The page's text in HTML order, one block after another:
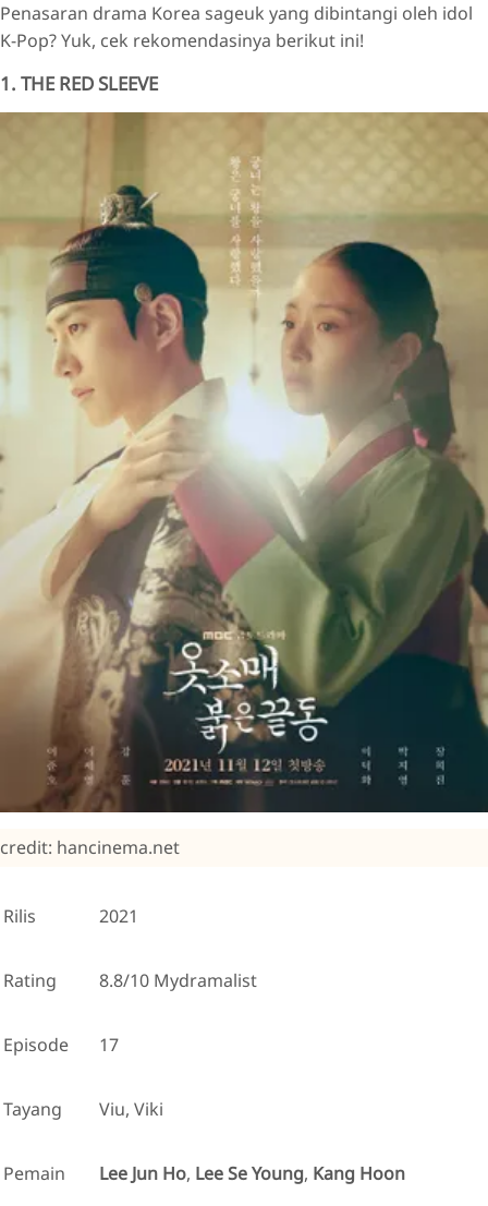
Penasaran drama Korea sageuk yang dibintangi oleh idol
K-Pop? Yuk, cek rekomendasinya berikut ini!
1. THE RED SLEEVE
credit: hancinema.net
Rilis 2021
Rating 8.8/10 Mydramalist
Episode 17
Tayang Viu, Viki
Pemain Lee Jun Ho, Lee Se Young, Kang Hoon